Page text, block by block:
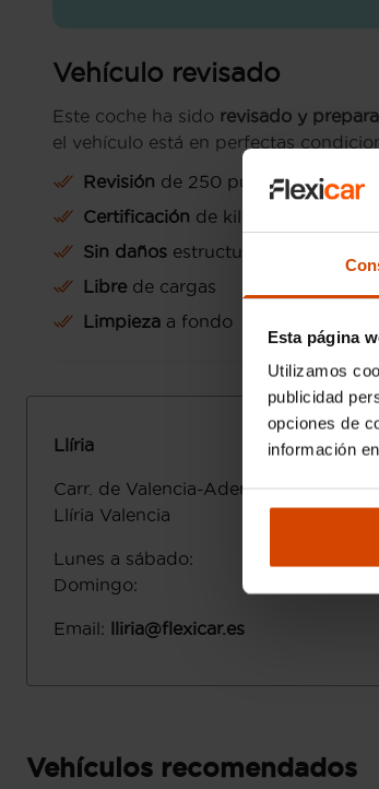
Esta página
Utilizamos
publicidad
opciones de
información
Vehículo revisado
Este coche ha sido revisado y
el vehículo está en perfectas
Revisión de 250 puntos
Certificación de kilometraje
Sin daños estructurales
Libre de cargas
Limpieza a fondo
Llíria
Carr. de Valencia-Ademuz, 21 46160
Llíria Valencia
Lunes a sábado:
Domingo:
Email: lliria@flexicar.es
Vehículos recomendados